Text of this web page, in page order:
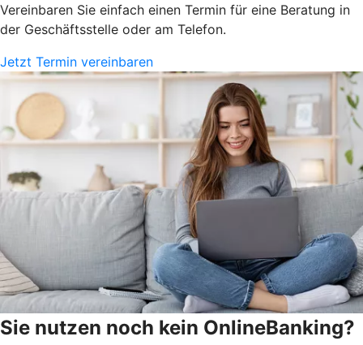
Vereinbaren Sie einfach einen Termin für eine Beratung in
der Geschäftsstelle oder am Telefon.
Jetzt Termin vereinbaren
Sie nutzen noch kein OnlineBanking?